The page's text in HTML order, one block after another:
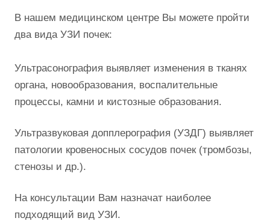
В нашем медицинском центре Вы можете пройти
два вида УЗИ почек:
Ультрасонография выявляет изменения в тканях
органа, новообразования, воспалительные
процессы, камни и кистозные образования.
Ультразвуковая допплерография (УЗДГ) выявляет
патологии кровеносных сосудов почек (тромбозы,
стенозы и др.).
На консультации Вам назначат наиболее
подходящий вид УЗИ.